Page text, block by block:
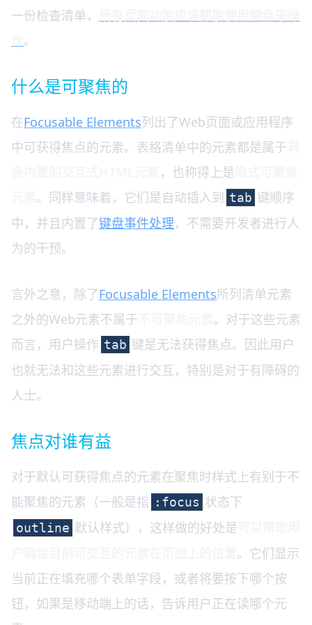
一份检查清单，
。
什么是可聚焦的
在Focusable Elements列出了Web页面或应用程序
中可获得焦点的元素。表格清单中的元素都是属于
，也称得上是
。同样意味着，它们是自动插入到 tab 键顺序
中，并且内置了键盘事件处理，不需要开发者进行人
为的干预。
言外之意，除了Focusable Elements所列清单元素
之外的Web元素不属于
。对于这些元素
而言，用户操作 tab 键是无法获得焦点。因此用户
也就无法和这些元素进行交互，特别是对于有障碍的
人士。
焦点对谁有益
对于默认可获得焦点的元素在聚焦时样式上有别于不
能聚焦的元素（一般是指 :focus 状态下
outline 默认样式），这样做的好处是
。它们显示
当前正在填充哪个表单字段，或者将要按下哪个按
钮，如果是移动端上的话，告诉用户正在读哪个元